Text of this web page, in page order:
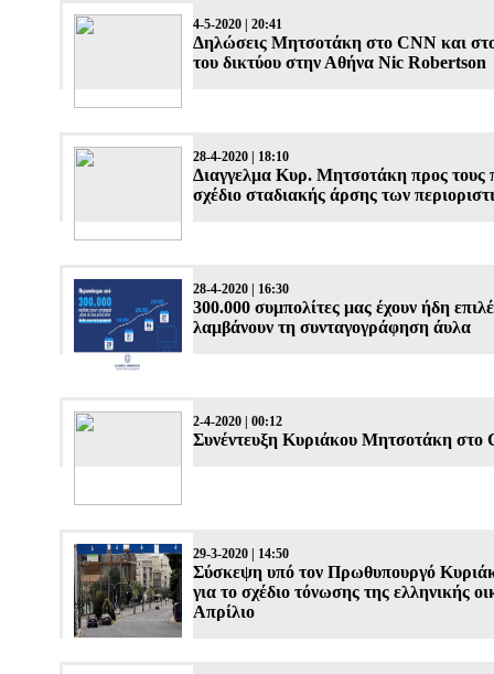
4-5-2020 | 20:41
Δηλώσεις Μητσοτάκη στο CNN και
του δικτύου στην Αθήνα Nic Robertson
28-4-2020 | 18:10
Διαγγελμα Κυρ. Μητσοτάκη προς τους
σχέδιο σταδιακής άρσης των
28-4-2020 | 16:30
300.000 συμπολίτες μας έχουν ήδη
λαμβάνουν τη συνταγογράφηση άυλα
2-4-2020 | 00:12
Συνέντευξη Κυριάκου Μητσοτάκη στο
29-3-2020 | 14:50
Σύσκεψη υπό τον Πρωθυπουργό
για το σχέδιο τόνωσης της ελληνικής
Απρίλιο